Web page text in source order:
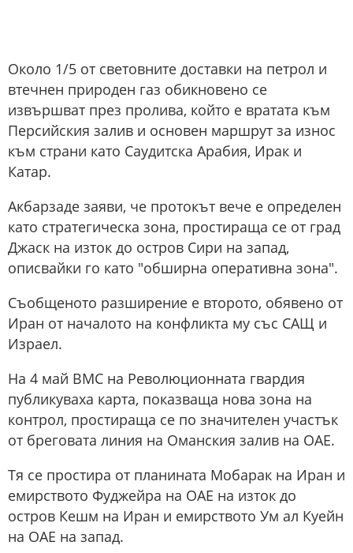
Около 1/5 от световните доставки на петрол и
втечнен природен газ обикновено се
извършват през пролива, който е вратата към
Персийския залив и основен маршрут за износ
към страни като Саудитска Арабия, Ирак и
Катар.
Акбарзаде заяви, че протокът вече е определен
като стратегическа зона, простираща се от град
Джаск на изток до остров Сири на запад,
описвайки го като "обширна оперативна зона".
Съобщеното разширение е второто, обявено от
Иран от началото на конфликта му със САЩ и
Израел.
На 4 май ВМС на Революционната гвардия
публикуваха карта, показваща нова зона на
контрол, простираща се по значителен участък
от бреговата линия на Оманския залив на ОАЕ.
Тя се простира от планината Мобарак на Иран и
емирството Фуджейра на ОАЕ на изток до
остров Кешм на Иран и емирството Ум ал Куейн
на ОАЕ на запад.